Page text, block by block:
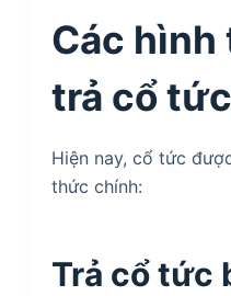
Các
trả cổ
Hiện nay, cổ tức
thức chính:
Trả cổ tức